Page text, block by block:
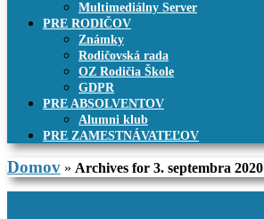
Multimediálny Server
PRE RODIČOV
Známky
Rodičovská rada
OZ Rodičia Škole
GDPR
PRE ABSOLVENTOV
Alumni klub
PRE ZAMESTNÁVATEĽOV
Domov » Archives for 3. septembra 2020